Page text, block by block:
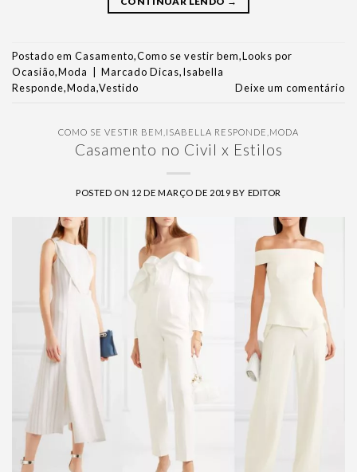
Postado em Casamento,Como se vestir bem,Looks por
Ocasião,Moda Marcado Dicas,Isabella
Responde,Moda,Vestido Deixe um comentário
COMO SE VESTIR BEM ISABELLA RESPONDE MODA
Casamento no Civil x Estilos
POSTED ON 12 DE MARÇO DE 2019 BY EDITOR